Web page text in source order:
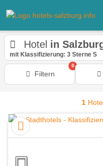
Hotel in
mit Klassifizierung: 3 Sterne S
Filtern
0
1